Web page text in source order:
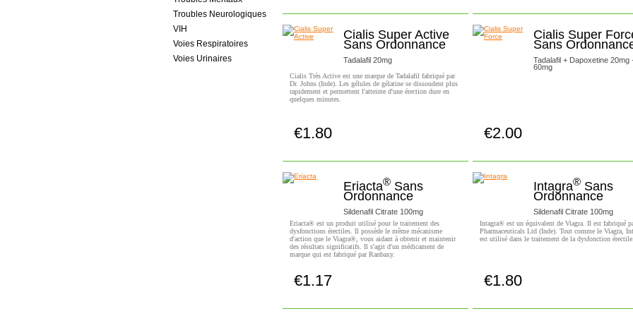
Troubles Neurologiques
VIH
Voies Respiratoires
Voies Urinaires
Cialis Super Active
Sans Ordonnance
Tadalafil 20mg
Cialis Très Active est une marque de Tadalafil fabriqué par
Dr. Johns (Inde). Les gélules de gélatine se dissoudent plus
rapidement et permettent l'atteinte d'une érection dure en
quelques minutes.
€1.80
Eriacta® Sans
Ordonnance
Sildenafil Citrate 100mg
Eriacta® est un produit utilisé pour le traitement des
dysfonctions érectiles. Il possède le même mécanisme
d'action que le Viagra®, vous aidant à obtenir et maintenir
des résultats significatifs. Il s'agit d'un médicament de
marque qui est fabriqué par Ranbaxy.
€1.17
Cialis Super
Sans
Tadalafil + Dapoxetine 20mg
60mg
€2.00
Intagra® Sans
Ordonnance
Sildenafil Citrate 100mg
Intagra® est un équivalent de Viagra. Il est fabriqué
Pharmaceuticals Ltd (Inde). Tout comme le Viagra,
est utilisé dans le traitement de la dysfonction érectile.
€1.80